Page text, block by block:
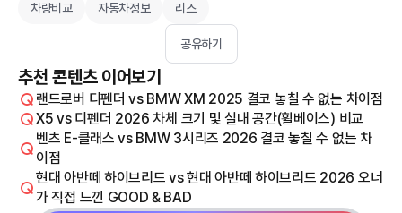
차량비교 자동차정보 리스
공유하기
추천 콘텐츠 이어보기
랜드로버 디펜더 vs BMW XM 2025 결코 놓칠 수 없는 차이점
X5 vs 디펜더 2026 차체 크기 및 실내 공간(휠베이스) 비교
벤츠 E-클래스 vs BMW 3시리즈 2026 결코 놓칠 수 없는 차
이점
현대 아반떼 하이브리드 vs 현대 아반떼 하이브리드 2026 오너
가 직접 느낀 GOOD & BAD